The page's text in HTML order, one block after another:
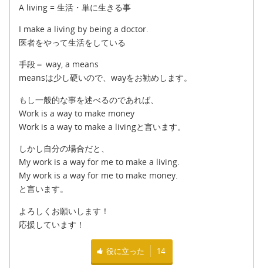
A living = 生活・単に生きる事
I make a living by being a doctor.
医者をやって生活をしている
手段＝ way, a means
meansは少し硬いので、wayをお勧めします。
もし一般的な事を述べるのであれば、
Work is a way to make money
Work is a way to make a livingと言います。
しかし自分の場合だと、
My work is a way for me to make a living.
My work is a way for me to make money.
と言います。
よろしくお願いします！
応援しています！
役に立った 14